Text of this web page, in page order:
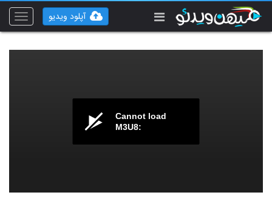
Toggle
آپلود ویدیو
Cannot load
M3U8: